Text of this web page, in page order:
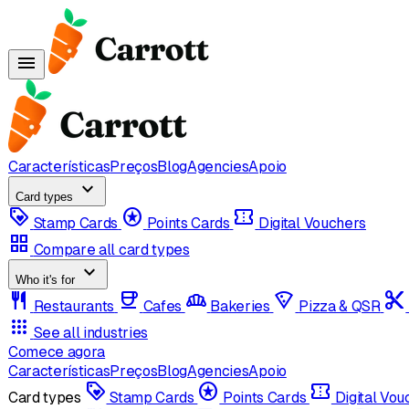
menu
CaracterísticasPreçosBlogAgenciesApoio
Card types
expand_more
loyalty Stamp Cards stars Points Cards confirmation_number Digital Vouchers
grid_view Compare all card types
Who it's for expand_more
restaurant Restaurants coffee Cafes bakery_dining Bakeries local_pizza Pizza & QSR content_cut
apps See all industries
Comece agora
CaracterísticasPreçosBlogAgenciesApoio
Card types loyalty Stamp Cards stars Points Cards confirmation_number Digital